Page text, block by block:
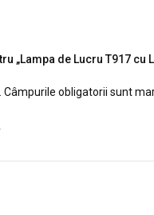
„Lampa de Lucru T917 cu
Câmpurile obligatorii sunt